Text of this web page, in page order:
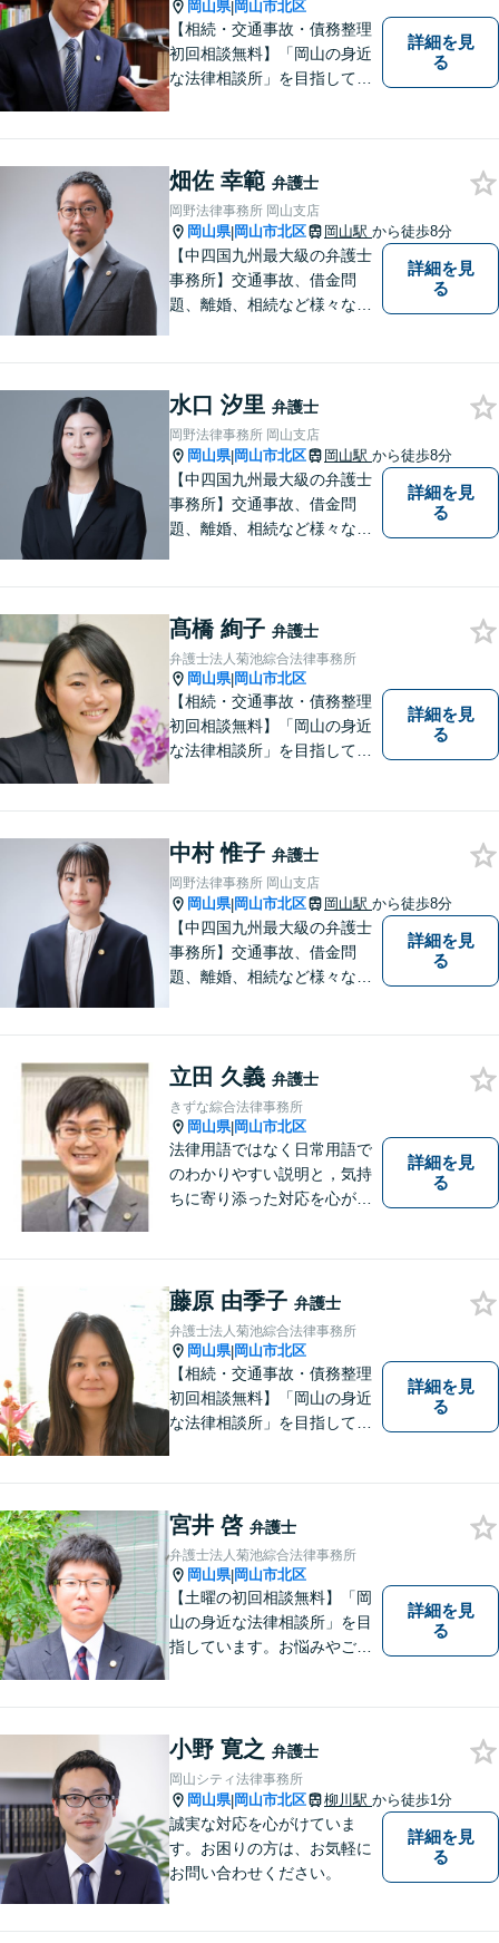
にご相談下さい。
岡山県|岡山市北区
【相続・交通事故・債務整理
初回相談無料】「岡山の身近
な法律相談所」を目指してい
んなささいなことでも構いま
せん。お気軽にご相談くださ
い。【土曜日も受付可能】
【専用駐車場あり】
詳細を見
る
畑佐 幸範 弁護士
岡野法律事務所 岡山支店
岡山県|岡山市北区 岡山駅 から徒歩8分
【中四国九州最大級の弁護士
事務所】交通事故、借金問
題、離婚、相続など様々な問
い！
詳細を見
る
水口 汐里 弁護士
岡野法律事務所 岡山支店
岡山県|岡山市北区 岡山駅 から徒歩8分
【中四国九州最大級の弁護士
事務所】交通事故、借金問
題、離婚、相続など様々な問
い！
詳細を見
る
髙橋 絢子 弁護士
弁護士法人菊池綜合法律事務所
岡山県|岡山市北区
【相続・交通事故・債務整理
初回相談無料】「岡山の身近
な法律相談所」を目指してい
んなささいなことでも構いま
せん。お気軽にご相談くださ
い。【土曜日も受付可能】
【専用駐車場あり】
詳細を見
る
中村 惟子 弁護士
岡野法律事務所 岡山支店
岡山県|岡山市北区 岡山駅 から徒歩8分
【中四国九州最大級の弁護士
事務所】交通事故、借金問
題、離婚、相続など様々な問
い！
詳細を見
る
立田 久義 弁護士
きずな綜合法律事務所
岡山県|岡山市北区
法律用語ではなく日常用語で
のわかりやすい説明と，気持
ちに寄り添った対応を心がけ
詳細を見
る
藤原 由季子 弁護士
弁護士法人菊池綜合法律事務所
岡山県|岡山市北区
【相続・交通事故・債務整理
初回相談無料】「岡山の身近
な法律相談所」を目指してい
んなささいなことでも構いま
せん。お気軽にご相談くださ
い。【土曜日も受付可能】
【専用駐車場あり】
詳細を見
る
宮井 啓 弁護士
弁護士法人菊池綜合法律事務所
岡山県|岡山市北区
【土曜の初回相談無料】「岡
山の身近な法律相談所」を目
指しています。お悩みやご不
でも構いません。お気軽にご
相談ください。【土曜日も受
付可能】【専用駐車場あり】
詳細を見
る
小野 寛之 弁護士
岡山シティ法律事務所
岡山県|岡山市北区 柳川駅 から徒歩1分
誠実な対応を心がけていま
す。お困りの方は、お気軽に
お問い合わせください。
詳細を見
る